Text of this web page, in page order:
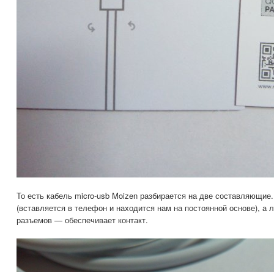
То есть кабель micro-usb Moizen разбирается на две
(вставляется в телефон и находится нам на постоянной основе), а
разъемов — обеспечивает контакт.